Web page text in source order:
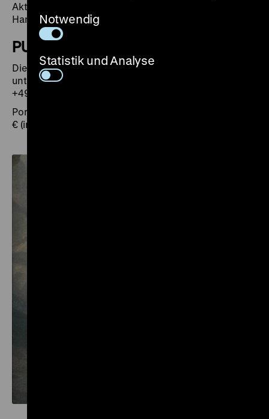
Aktualität und Bewertung ihrer Haltungen und
Handlungen in unserer Gegenwart hervor.
PUBLIKATION
Die Publikation ist imMuseumsshop
unter
verkauf
+49 30 20304-731 erhältlich.
Portokosten für den Versand: 6 € (Deutschland) bzw. 9
€ (international)
Notwendig
Statistik und Analyse